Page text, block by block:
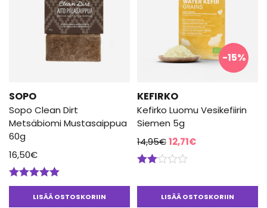
SOPO
Sopo Clean Dirt
Metsäbiomi Mustasaippua
60g
16,50€
Arvostelu
tuotteesta:LISÄÄ OSTOSKORIIN
-15%
KEFIRKO
Kefirko Luomu Vesikefiirin
Siemen 5g
14,95€Alkuperäinen
hinta
14,95€.
12,71€Nykyinen
12,71€.
LISÄÄ OSTOSKORIIN